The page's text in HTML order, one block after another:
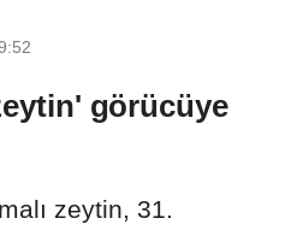
görücüye
zeytin, 31.